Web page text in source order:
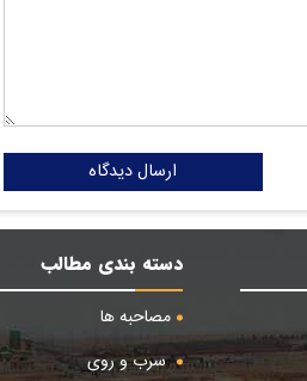
ارسال دیدگاه
دسته بندی مطالب
مصاحبه ها
سرب و روی